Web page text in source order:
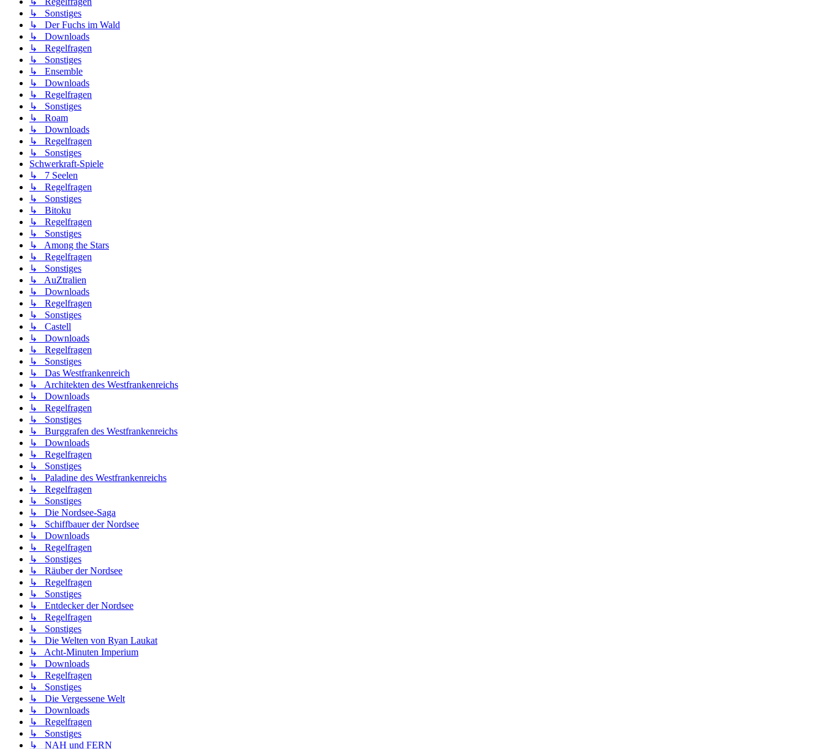
↳ Sonstiges
↳ Der Fuchs im Wald
↳ Downloads
↳ Regelfragen
↳ Sonstiges
↳ Ensemble
↳ Downloads
↳ Regelfragen
↳ Sonstiges
↳ Roam
↳ Downloads
↳ Regelfragen
↳ Sonstiges
Schwerkraft-Spiele
↳ 7 Seelen
↳ Regelfragen
↳ Sonstiges
↳ Bitoku
↳ Regelfragen
↳ Sonstiges
↳ Among the Stars
↳ Regelfragen
↳ Sonstiges
↳ AuZtralien
↳ Downloads
↳ Regelfragen
↳ Sonstiges
↳ Castell
↳ Downloads
↳ Regelfragen
↳ Sonstiges
↳ Das Westfrankenreich
↳ Architekten des Westfrankenreichs
↳ Downloads
↳ Regelfragen
↳ Sonstiges
↳ Burggrafen des Westfrankenreichs
↳ Downloads
↳ Regelfragen
↳ Sonstiges
↳ Paladine des Westfrankenreichs
↳ Regelfragen
↳ Sonstiges
↳ Die Nordsee-Saga
↳ Schiffbauer der Nordsee
↳ Downloads
↳ Regelfragen
↳ Sonstiges
↳ Räuber der Nordsee
↳ Regelfragen
↳ Sonstiges
↳ Entdecker der Nordsee
↳ Regelfragen
↳ Sonstiges
↳ Die Welten von Ryan Laukat
↳ Acht-Minuten Imperium
↳ Downloads
↳ Regelfragen
↳ Sonstiges
↳ Die Vergessene Welt
↳ Downloads
↳ Regelfragen
↳ Sonstiges
↳ NAH und FERN